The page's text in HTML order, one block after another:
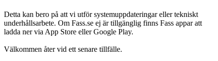
Detta kan bero på att vi utför systemuppdateringar eller tekniskt
underhållsarbete. Om Fass.se ej är tillgänglig finns Fass appar att
ladda ner via App Store eller Google Play.
Välkommen åter vid ett senare tillfälle.